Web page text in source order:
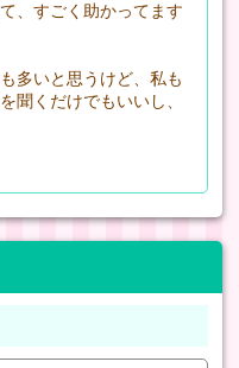
、すごく助かってます
多いと思うけど、私も
聞くだけでもいいし、